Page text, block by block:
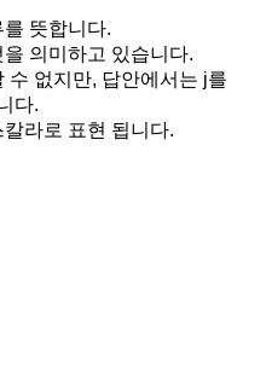
뜻합니다.
의미하고 있습니다.
수 없지만, 답안에서는 j를
다.
라로 표현 됩니다.